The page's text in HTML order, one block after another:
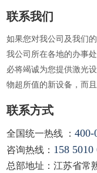
联系我们
如果您对我公司及我们
我公司所在各地的办事
必将竭诚为您提供激光
物超所值的新设备，而
联系方式
全国统一热线 ：400-
咨询热线： 158 5010
总部地址：江苏省常